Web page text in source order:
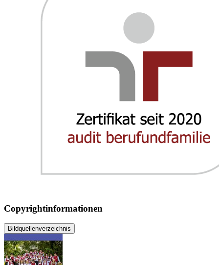
Copyrightinformationen
Bildquellenverzeichnis